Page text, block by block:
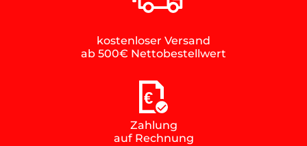
kostenloser Versand
ab 500€ Nettobestellwert
€
Zahlung
auf Rechnung